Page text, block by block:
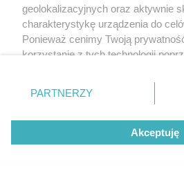
geolokalizacyjnych oraz aktywnie
charakterystykę urządzenia do
Ponieważ cenimy Twoją
korzystanie z tych technologii
zmienić/wycofać klikając przycisk
znajdujący się w lewym dolnym
rodzaje przetwarzania danych nie
użytkownika, ale masz prawo
przetwarzaniu. Preferencje będą
PARTNERZY
Akceptuję